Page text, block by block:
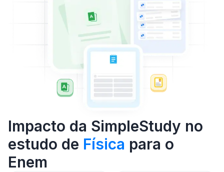
Impacto da SimpleStudy no
estudo de Física para o
Enem